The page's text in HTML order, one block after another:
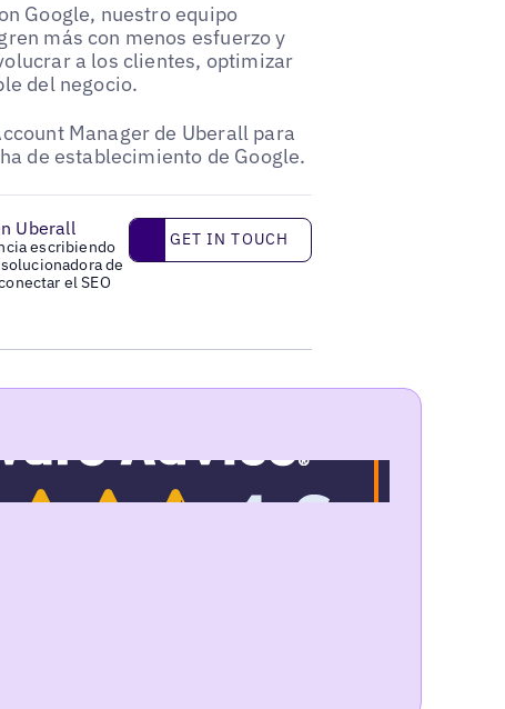
Google, nuestro equipo
más con menos esfuerzo y
a los clientes, optimizar
del negocio.
Manager de Uberall para
de establecimiento de Google.
Uberall
escribiendo
de
el SEO
Get in touch
GET IN TOUCH